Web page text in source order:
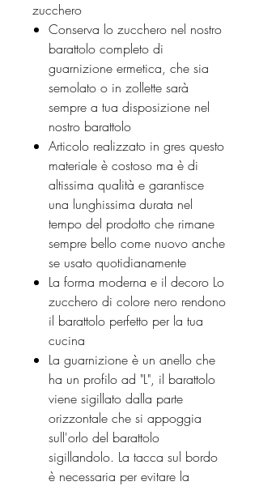
zucchero
Conserva lo zucchero nel nostro
barattolo completo di
guarnizione ermetica, che sia
semolato o in zollette sarà
sempre a tua disposizione nel
nostro barattolo
Articolo realizzato in gres questo
materiale è costoso ma è di
altissima qualità e garantisce
una lunghissima durata nel
tempo del prodotto che rimane
sempre bello come nuovo anche
se usato quotidianamente
La forma moderna e il decoro Lo
zucchero di colore nero rendono
il barattolo perfetto per la tua
cucina
La guarnizione è un anello che
ha un profilo ad "L", il barattolo
viene sigillato dalla parte
orizzontale che si appoggia
sull'orlo del barattolo
sigillandolo. La tacca sul bordo
è necessaria per evitare la